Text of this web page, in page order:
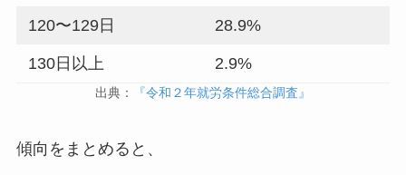
120〜129日 28.9%
130日以上 2.9%
出典： 『令和２年就労条件総合調査』
傾向をまとめると、